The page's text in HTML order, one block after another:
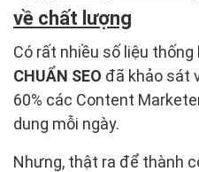
về chất lượng
Có rất nhiều số liệu thống
CHUẨN SEO đã khảo sát
60% các Content
dung mỗi ngày.
Nhưng, thật ra để thành